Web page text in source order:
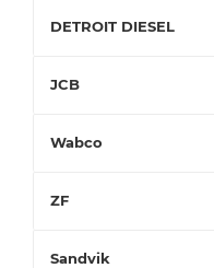
DETROIT DIESEL
JCB
Wabco
ZF
Sandvik